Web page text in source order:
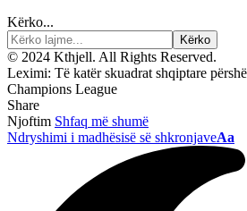
Kërko...
© 2024 Kthjell. All Rights Reserved.
Leximi: Të katër skuadrat shqiptare
Champions League
Share
Njoftim Shfaq më shumë
Ndryshimi i madhësisë së shkronjaveAa